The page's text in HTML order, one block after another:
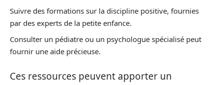
Suivre des formations sur la discipline positive, fournies
par des experts de la petite enfance.
Consulter un pédiatre ou un psychologue spécialisé peut
fournir une aide précieuse.
Ces ressources peuvent apporter un